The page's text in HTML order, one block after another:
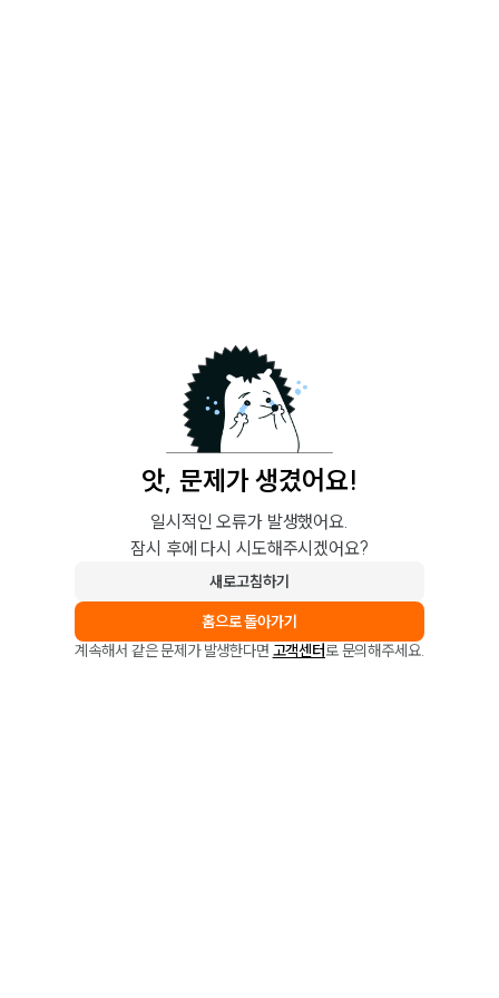
앗, 문제가 생겼어요!
일시적인 오류가 발생했어요.
잠시 후에 다시 시도해주시겠어요?
새로고침하기
홈으로 돌아가기
계속해서 같은 문제가 발생한다면 고객센터로 문의해주세요.